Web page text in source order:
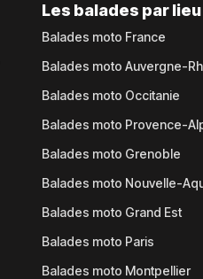
Les balades par lieu
Balades moto France
Balades moto Auvergne-
Balades moto Occitanie
Balades moto Provence-
Balades moto Grenoble
Balades moto Nouvelle-
Balades moto Grand Est
Balades moto Paris
Balades moto Montpellier